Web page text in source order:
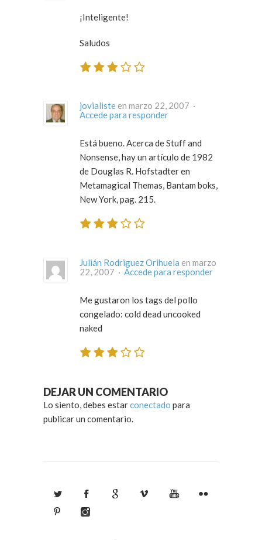
¡Inteligente!
Saludos
jovialiste
en marzo 22, 2007 ·
Accede para responder
Está bueno. Acerca de Stuff and
Nonsense, hay un artículo de 1982
de Douglas R. Hofstadter en
Metamagical Themas, Bantam boks,
New York, pag. 215.
Julián Rodriguez Orihuela en marzo
22, 2007 · Accede para responder
Me gustaron los tags del pollo
congelado: cold dead uncooked
naked
DEJAR UN COMENTARIO
Lo siento, debes estarconectado para
publicar un comentario.